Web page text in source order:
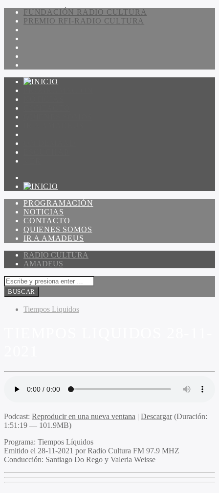
FUNDACIÓN RADIO CULTURA
PREMIO RFI-RADIO CULTURA
PROGRAMACIÓN
NOTICIAS
CONTACTO
QUIENES SOMOS
IR A AMADEUS
RADIO CULTURA
AMADEUS
Tiempos Liquidos
Podcast: Reproducir en una nueva ventana | Descargar(Duración:
1:51:19 — 101.9MB)
Programa: Tiempos Líquidos
Emitido el 28-11-2021 por Radio Cultura FM 97.9 MHZ
Conducción: Santiago Do Rego y Valeria Weisse